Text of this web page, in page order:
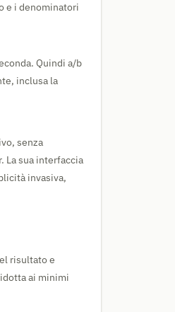
e i denominatori
Quindi a/b
inclusa la
senza
La sua interfaccia
invasiva,
risultato e
ai minimi